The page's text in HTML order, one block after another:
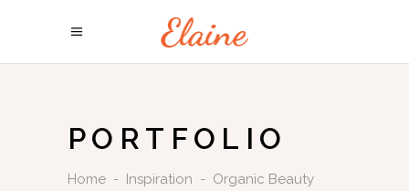
PORTFOLIO
Home - Inspiration - Organic Beauty